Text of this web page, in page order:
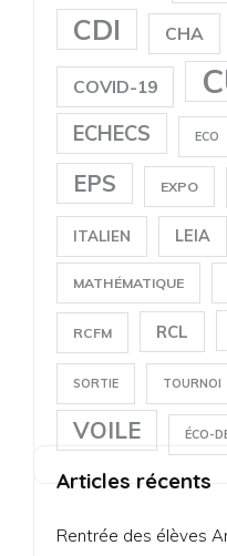
CDI CHA
COVID-19
ECHECS ECO
EPS EXPO
ITALIEN LEIA
MATHÉMATIQUE
RCFM RCL
SORTIE TOURNOI
VOILE ÉCO-
Articles récents
Rentrée des élèves